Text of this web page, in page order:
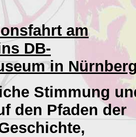
am
DB-
in
Stimmung
den Pfaden der